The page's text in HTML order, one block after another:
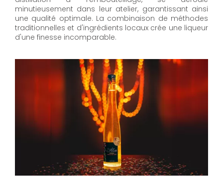
minutieusement dans leur atelier, garantissant ainsi
une qualité optimale. La combinaison de méthodes
traditionnelles et d'ingrédients locaux crée une liqueur
d'une finesse incomparable.